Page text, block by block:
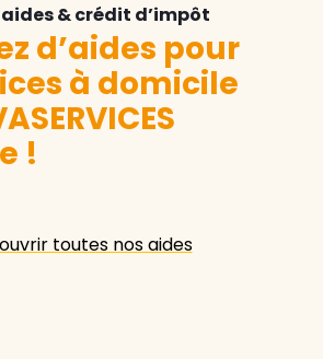
& crédit d’impôt
d’aides pour
à domicile
!
toutes nos aides